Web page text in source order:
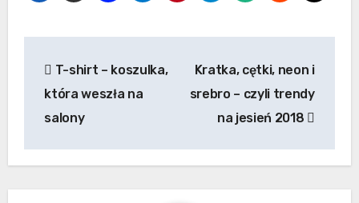
wpisu
T-shirt – koszulka,
która weszła na
salony
Kratka, cętki, neon i
srebro – czyli trendy
na jesień 2018